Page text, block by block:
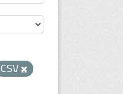
CSV